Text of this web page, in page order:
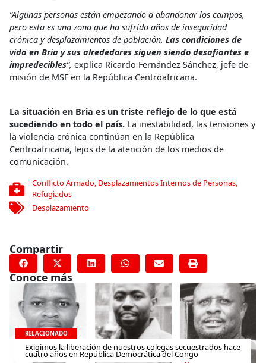
“Algunas personas están empezando a abandonar los campos,
pero esta es una zona que ha sufrido años de inseguridad
crónica y desplazamientos de población. Las condiciones de
vida en Bria y sus alrededores siguen siendo desafiantes e
impredecibles“, explica Ricardo Fernández Sánchez, jefe de
misión de MSF en la República Centroafricana.
La situación en Bria es un triste reflejo de lo que está
sucediendo en todo el país. La inestabilidad, las tensiones y
la violencia crónica continúan en la República
Centroafricana, lejos de la atención de los medios de
comunicación.
Conflicto Armado, Desplazamientos Internos de Personas,
Refugiados
Desplazamiento
Compartir
Conoce más
RELACIONADO
Exigimos la liberación de nuestros colegas secuestrados hace
cuatro años en República Democrática del Congo